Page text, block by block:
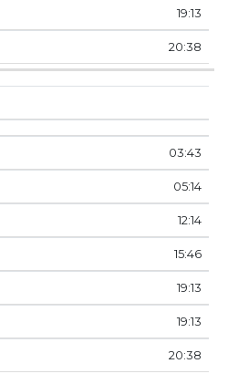
19:13
20:38
03:43
05:14
12:14
15:46
19:13
19:13
20:38